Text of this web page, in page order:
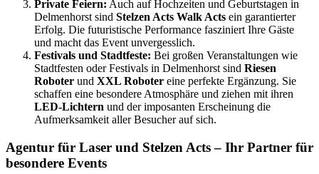
Private Feiern: Auch auf Hochzeiten und Geburtstagen in
Delmenhorst sind Stelzen Acts Walk Acts ein garantierter
Erfolg. Die futuristische Performance fasziniert Ihre Gäste
und macht das Event unvergesslich.
Festivals und Stadtfeste: Bei großen Veranstaltungen wie
Stadtfesten oder Festivals in Delmenhorst sind Riesen
Roboter und XXL Roboter eine perfekte Ergänzung. Sie
schaffen eine besondere Atmosphäre und ziehen mit ihren
LED-Lichtern und der imposanten Erscheinung die
Aufmerksamkeit aller Besucher auf sich.
Agentur für Laser und Stelzen Acts – Ihr Partner für
besondere Events